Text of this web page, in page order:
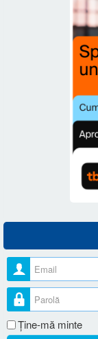
Nume utilizator
Parolă
Ţine-mă minte